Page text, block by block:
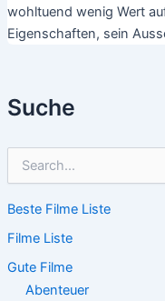
Suche
h
n
n
Beste Filme Liste
Filme Liste
Gute Filme
Abenteuer
wohltuend wenig Wert
Eigenschaften, sein